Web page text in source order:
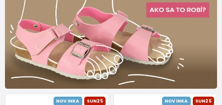
NOVINKA SUN25 NOVINKA SUN25